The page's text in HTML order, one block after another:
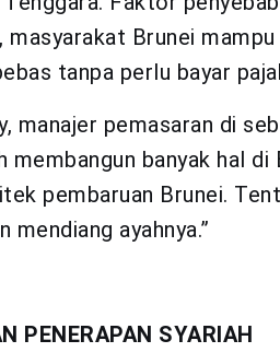
masyarakat Brunei
tanpa perlu bayar
manajer pemasaran di
banyak hal di
pembaruan Brunei.
mendiang ayahnya.”
PENERAPAN SYARIAH